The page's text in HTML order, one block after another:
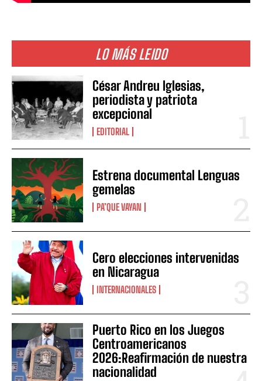
LO MÁS LEIDO
César Andreu Iglesias,
periodista y patriota
excepcional
EDITORIAL
Estrena documental Lenguas
gemelas
PA’QUE VAYAN
Cero elecciones intervenidas
en Nicaragua
INTERNACIONALES
Puerto Rico en los Juegos
Centroamericanos
2026:Reafirmación de nuestra
nacionalidad